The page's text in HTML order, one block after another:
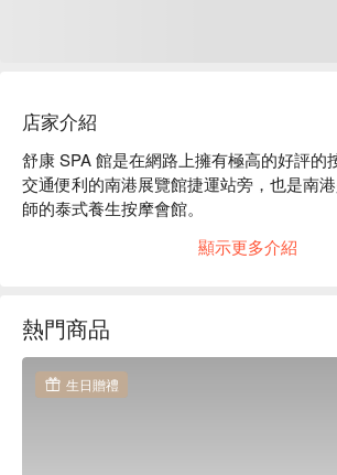
店家介紹
舒康 SPA 館是在網路上擁有極高的好評的
交通便利的南港展覽館捷運站旁，也是南
師的泰式養生按摩會館。
舒康 SPA 館的師傅各個擁有 10 年以上的
車族也可將車停在南港展覽館地下停車場。
亮，服務多元，廣受台北都會區的顧客喜
舒康 SPA 館預約、舒康 SPA 館價格、舒康
查看⬇︎
顯示更多介紹
熱門商品
生日贈禮